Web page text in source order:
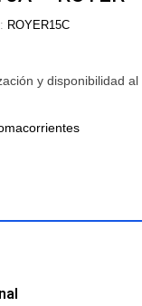
ROYER15C
y disponibilidad